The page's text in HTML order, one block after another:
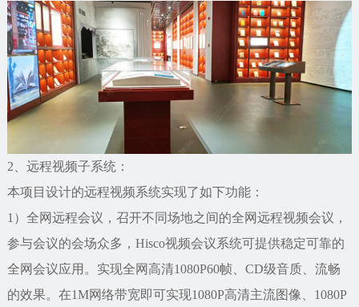
2、远程视频子系统：
本项目设计的远程视频系统实现了如下功能：
1）全网远程会议，召开不同场地之间的全网远程视频会议，
参与会议的会场众多，Hisco视频会议系统可提供稳定可靠的
全网会议应用。实现全网高清1080P60帧、CD级音质、流畅
的效果。在1M网络带宽即可实现1080P高清主流图像、1080P